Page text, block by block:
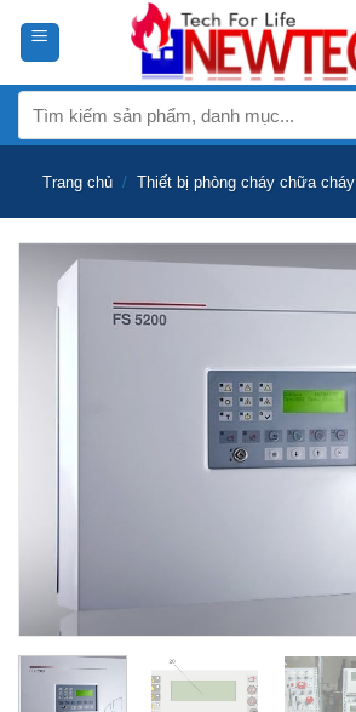
kiếm:
Trang chủ / Thiết bị phòng cháy chữa cháy